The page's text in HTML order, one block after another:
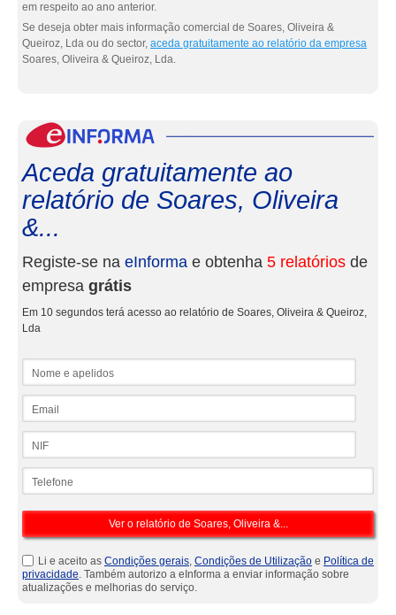
em respeito ao ano anterior.
Se deseja obter mais informação comercial de Soares, Oliveira &
Queiroz, Lda ou do sector, aceda gratuitamente ao relatório da empresa
Soares, Oliveira & Queiroz, Lda.
Aceda gratuitamente ao
relatório de Soares, Oliveira
&...
Registe-se na eInforma e obtenha 5 relatórios de
empresa grátis
Em 10 segundos terá acesso ao relatório de Soares, Oliveira & Queiroz,
Lda
Li e aceito as Condições gerais, Condições de Utilização e Política de
privacidade. Também autorizo a eInforma a enviar informação sobre
atualizações e melhorias do serviço.